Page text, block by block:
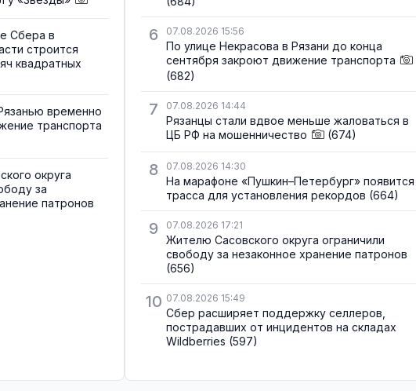
Сбера в
строится
квадратных
временно
транспорта
округа
за
патронов
6 07.08.2026 15:56
По улице Некрасова в Рязани до конца
сентября закроют движение транспорта
(682)
7 07.08.2026 14:44
Рязанцы стали вдвое меньше жаловаться в
ЦБ РФ на мошенничество
(674)
8 07.08.2026 14:30
На марафоне «Пушкин–Петербург» появится
трасса для установления рекордов (664)
9 07.08.2026 17:21
Жителю Сасовского округа ограничили
свободу за незаконное хранение патронов
(656)
10 07.08.2026 15:49
Сбер расширяет поддержку селлеров,
пострадавших от инцидентов на складах
Wildberries (597)